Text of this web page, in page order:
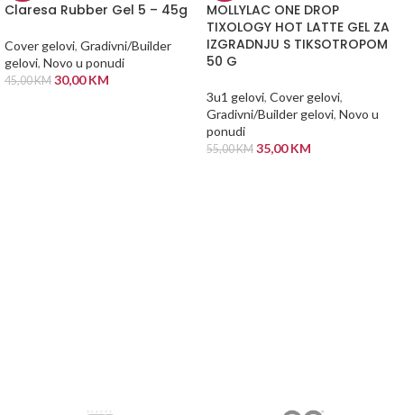
Claresa Rubber Gel 5 – 45g
Cover gelovi, Gradivni/Builder
gelovi, Novo u ponudi
45,00KM 30,00KM
MOLLYLAC ONE DROP
TIXOLOGY HOT LATTE GEL ZA
IZGRADNJU S TIKSOTROPOM
50 G
3u1 gelovi, Cover gelovi,
Gradivni/Builder gelovi, Novo u
ponudi
55,00KM 35,00KM